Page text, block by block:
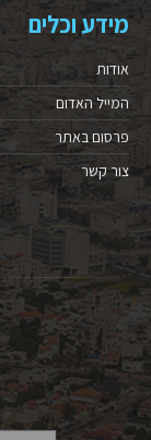
מידע וכלים
אודות
המייל האדום
פרסום באתר
צור קשר